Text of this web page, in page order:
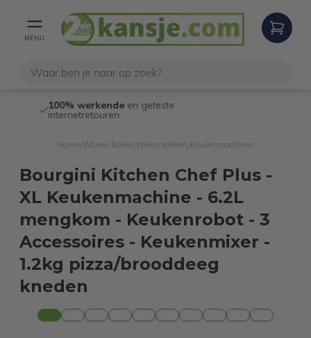
MENU
100% werkendeen geteste
internetretouren
Home Wonen koken Koken tafelen Keukenmachines
Bourgini Kitchen Chef Plus -
XL Keukenmachine - 6.2L
mengkom - Keukenrobot - 3
Accessoires - Keukenmixer -
1.2kg pizza/brooddeeg
kneden